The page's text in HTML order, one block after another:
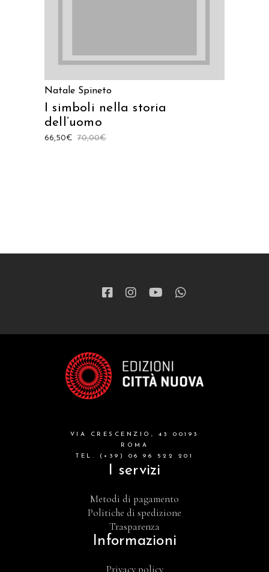
Natale Spineto
I simboli nella storia
dell’uomo
70,00€
66,50€
VIA CRESCENZIO, 43 00193
ROMA
TEL. (+39) 06 96 522 201
I servizi
Metodi di pagamento
Politiche di spedizione
Trasparenza
Informazioni
Privacy policy